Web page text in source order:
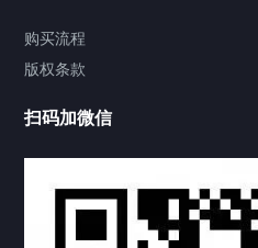
视频中心
热门标签 TAG
购买流程
版权条款
扫码加微信